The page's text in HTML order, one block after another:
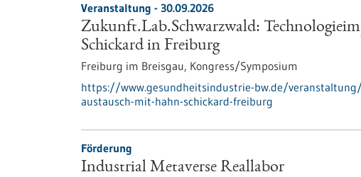
Veranstaltung - 30.09.2026
Zukunft.Lab.Schwarzwald:
Schickard in Freiburg
Freiburg im Breisgau, Kongress/Symposium
https://www.gesundheitsindustrie-bw.de/
austausch-mit-hahn-schickard-freiburg
Förderung
Industrial Metaverse Reallabor